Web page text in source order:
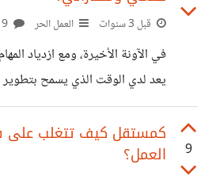
تسليم الخدمة، يأتيك نفس
على العمل الذي قمت به. يقول إنه
قبل 3 سنوات العمل الحر
في الآونة الأخيرة، ومع ازدياد
يعد لدي الوقت الذي يسمح بتطوير
جديدة، ولا لمتابعة التغيرات
أصبحت متخلفا عن زملائي، وأن
المتوقعة لي مستقبلا، فنعلم جميعا
9
كمستقل كيف تتغلب على
العمل؟